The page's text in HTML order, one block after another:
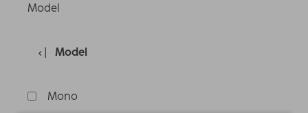
Model
Model
Mono